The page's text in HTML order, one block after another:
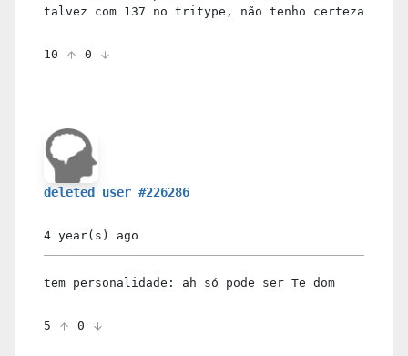
talvez com 137 no tritype, não tenho certeza
10 0
deleted user #226286
4 year(s) ago
tem personalidade: ah só pode ser Te dom
5 0